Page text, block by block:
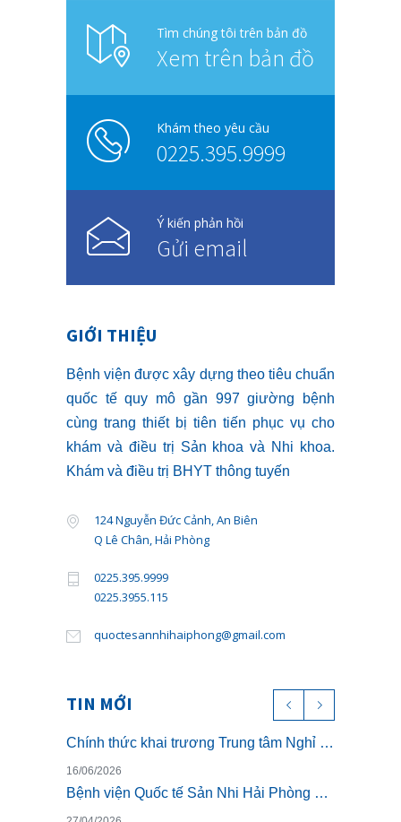
Tìm chúng tôi trên bản đồ
Xem trên bản đồ
Khám theo yêu cầu
0225.395.9999
Ý kiến phản hồi
Gửi email
GIỚI THIỆU
Bệnh viện được xây dựng theo tiêu chuẩn
quốc tế quy mô gần 997 giường bệnh
cùng trang thiết bị tiên tiến phục vụ cho
khám và điều trị Sản khoa và Nhi khoa.
Khám và điều trị BHYT thông tuyến
124 Nguyễn Đức Cảnh, An Biên
Q Lê Chân, Hải Phòng
0225.395.9999
0225.3955.115
quoctesannhihaiphong@gmail.com
TIN MỚI
Chính thức khai trương Trung tâm Nghỉ dưỡng ở cữ cao cấp The Nest – Luxury Postpartum & Retreat
16/06/2026
Bệnh viện Quốc tế Sản Nhi Hải Phòng chính thức triển khai khám sức khỏe theo Thông tư 32/2023/TT-BYT